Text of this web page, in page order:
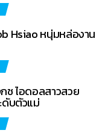
Hsiao หนุ่มหล่องาน
ช ไอดอลสาวสวย
ดับตัวแม่